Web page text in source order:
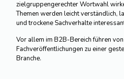
zielgruppengerechter Wortwahl
Themen werden leicht verständlich,
und trockene Sachverhalte
Vor allem im B2B-Bereich führen
Fachveröffentlichungen zu einer
Branche.